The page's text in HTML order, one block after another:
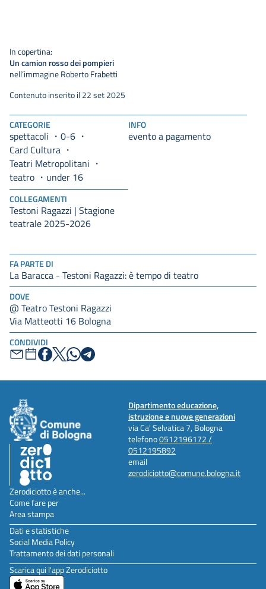
FA PARTE DI
La Baracca - Testoni Ragazzi: è tempo di teatro
DOVE
@ Teatro Testoni Ragazzi
Via Matteotti 16 Bologna
CONDIVIDI
CATEGORIE
spettacoli
0-6
Card Cultura
Teatri Metropolitani
teatro
under 16
INFO
evento a pagamento
COLLEGAMENTI
Testoni Ragazzi | Stagione
teatrale 2025-2026
In copertina:
Un camion rosso dei pompieri
nell’immagine Roberto Frabetti
Contenuto inserito il 22 set 2025
Dipartimento educazione,
istruzione e nuove generazioni
via Ca' Selvatica 7, Bologna
telefono0512196172 /
0512195892
email
zerodiciotto@comune.bologna.it
Zerodiciotto è anche...
Come fare per
Area stampa
Dati e statistiche
Social Media Policy
Trattamento dei dati personali
Scarica qui l'app Zerodiciotto